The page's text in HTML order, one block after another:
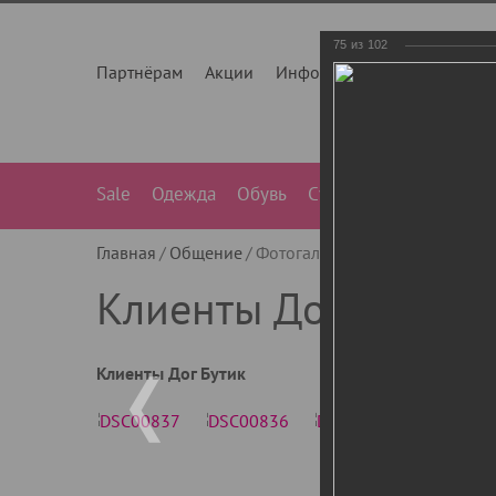
Партнёрам Акции Инфо О нас
Sale Одежда Обувь Сумки
Главная Общение Фотогалерея
Клиенты Дог Бутик
Клиенты Дог Бутик
75 из 102